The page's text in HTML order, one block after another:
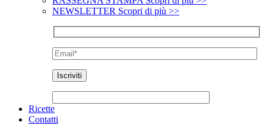
NEWSLETTER Scopri di più >>
Ricette
Contatti